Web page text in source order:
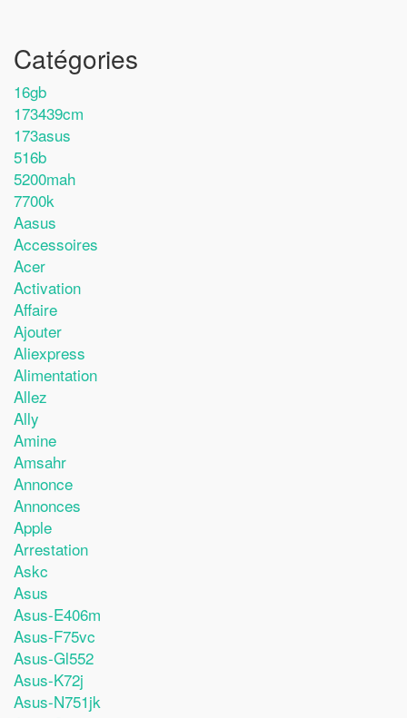
Catégories
16gb
173439cm
173asus
516b
5200mah
7700k
Aasus
Accessoires
Acer
Activation
Affaire
Ajouter
Aliexpress
Alimentation
Allez
Ally
Amine
Amsahr
Annonce
Annonces
Apple
Arrestation
Askc
Asus
Asus-E406m
Asus-F75vc
Asus-Gl552
Asus-K72j
Asus-N751jk